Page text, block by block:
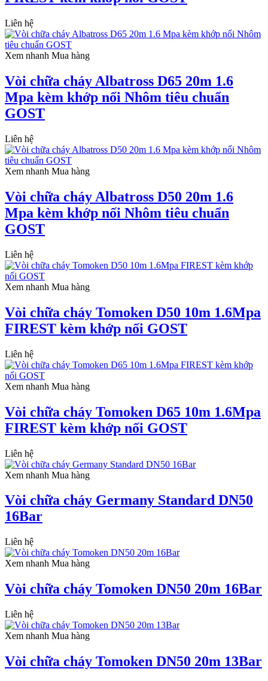
Liên hệ
Xem nhanh Mua hàng
Vòi chữa cháy Albatross D65 20m 1.6
Mpa kèm khớp nối Nhôm tiêu chuẩn
GOST
Liên hệ
Xem nhanh Mua hàng
Vòi chữa cháy Albatross D50 20m 1.6
Mpa kèm khớp nối Nhôm tiêu chuẩn
GOST
Liên hệ
Xem nhanh Mua hàng
Vòi chữa cháy Tomoken D50 10m 1.6Mpa
FIREST kèm khớp nối GOST
Liên hệ
Xem nhanh Mua hàng
Vòi chữa cháy Tomoken D65 10m 1.6Mpa
FIREST kèm khớp nối GOST
Liên hệ
Xem nhanh Mua hàng
Vòi chữa cháy Germany Standard DN50
16Bar
Liên hệ
Xem nhanh Mua hàng
Vòi chữa cháy Tomoken DN50 20m 16Bar
Liên hệ
Xem nhanh Mua hàng
Vòi chữa cháy Tomoken DN50 20m 13Bar